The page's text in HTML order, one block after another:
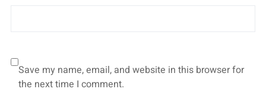
Save my name, email, and website in this browser for
the next time I comment.